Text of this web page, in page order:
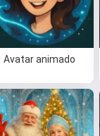
Avatar animado